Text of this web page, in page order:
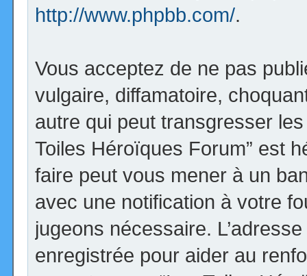
http://www.phpbb.com/.
Vous acceptez de ne pas
vulgaire, diffamatoire,
autre qui peut transgresser
Toiles Héroïques Forum” est
faire peut vous mener à un
avec une notification à votre
jugeons nécessaire.
enregistrée pour aider au